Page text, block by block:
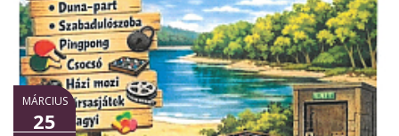
MÁRCIUS
25